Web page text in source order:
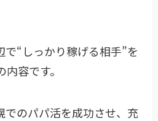
で“しっかり稼げる相手”を
容です。
でのパパ活を成功させ、充